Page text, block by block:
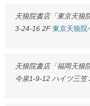
天狼院書店「東京天
3-24-16 2F 東京天狼院
天狼院書店「福岡天
今泉1-9-12 ハイツ三笠